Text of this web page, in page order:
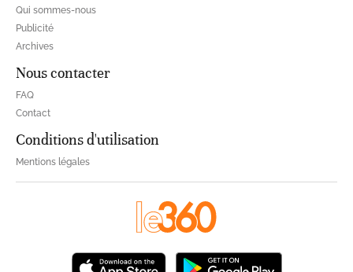
Qui sommes-nous
Publicité
Archives
Nous contacter
FAQ
Contact
Conditions d'utilisation
Mentions légales